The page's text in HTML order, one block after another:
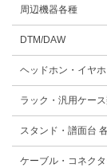
周辺機器各種
DTM/DAW
ヘッドホン・イヤ
ラック・汎用ケー
スタンド・譜面台
ケーブル・コネク